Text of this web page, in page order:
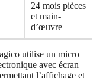
24 mois pièces
et main-
d’œuvre
utilise un micro
avec écran
l’affichage et